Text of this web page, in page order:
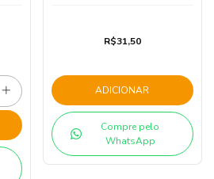
R$31,50
ADICIONAR
Compre pelo
WhatsApp